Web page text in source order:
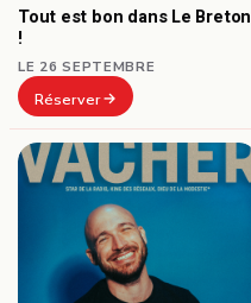
Tout est bon dans Le Breton
!
LE 26 SEPTEMBRE
Réserver